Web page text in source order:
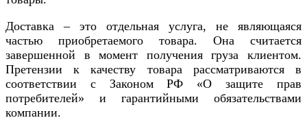
Доставка – это отдельная услуга, не являющаяся
частью приобретаемого товара. Она считается
завершенной в момент получения груза клиентом.
Претензии к качеству товара рассматриваются в
соответствии с Законом РФ «О защите прав
потребителей» и гарантийными обязательствами
компании.